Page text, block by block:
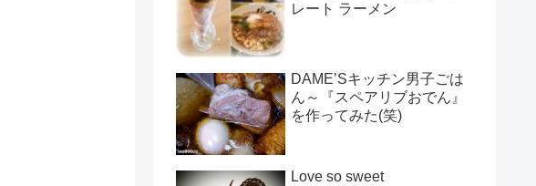
レート ラーメン
DAME’Sキッチン男子ごは
ん～『スペアリブおでん』
を作ってみた(笑)
Love so sweet